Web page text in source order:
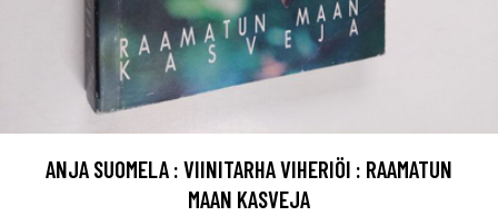
ANJA SUOMELA : VIINITARHA VIHERIÖI : RAAMATUN
MAAN KASVEJA